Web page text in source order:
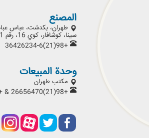
المصنع
طهران، بكدشت، عباس عباد
سينا، كوشافار، كوي 16، رقم 2591
+98(21)36426234-6
وحدة المبيعات
مكتب طهران
+98(21)26656470 & +98(21)26656477